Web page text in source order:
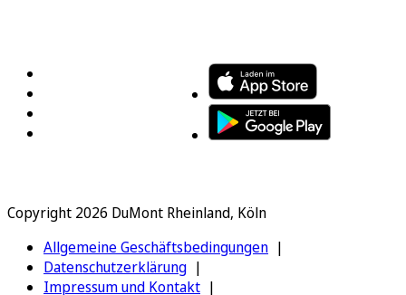
Copyright 2026 DuMont Rheinland, Köln
Allgemeine Geschäftsbedingungen
Datenschutzerklärung
Impressum und Kontakt